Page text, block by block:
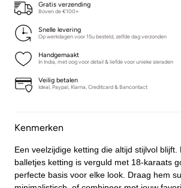
Gratis verzending
Boven de €100+
Snelle levering
Op werkdagen voor 15u besteld, zelfde dag verzonden
Handgemaakt
In India, met oog voor detail & liefde voor unieke sieraden
Veilig betalen
Ideal, Paypal, Klarna, Creditcard & Bancontact
Kenmerken
Een veelzijdige ketting die altijd stijlvol blijft.
balletjes ketting is verguld met 18-karaats
perfecte basis voor elke look. Draag hem